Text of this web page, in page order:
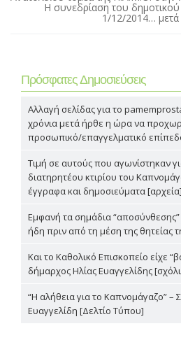
Η συνεδρίαση του
1/12/2014… μετά
Πρόσφατες Δημοσιεύσεις
Αλλαγή σελίδας για το
χρόνια μετά ήρθε η ώρα να
προσωπικό/επαγγελματικό
Τιμή σε αυτούς που αγωνίστηκαν
διατηρητέου κτιρίου του
έγγραφα και δημοσιεύματα [αρχεία]
Εμφανή τα σημάδια “αποσύνθεσης”
ήδη πριν από τη μέση της θητείας
Και το Καθολικό Επισκοπείο είχε
δήμαρχος Ηλίας Ευαγγελίδης
“Η αλήθεια για το Καπνομάγαζο” –
Ευαγγελίδη [Δελτίο Τύπου]